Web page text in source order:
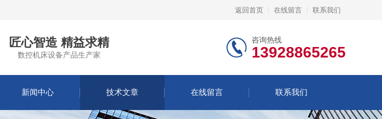
返回首页 在线留言 联系我们
匠心智造 精益求精
数控机床设备产品生产家
咨询热线
13928865265
新闻中心 技术文章 在线留言 联系我们